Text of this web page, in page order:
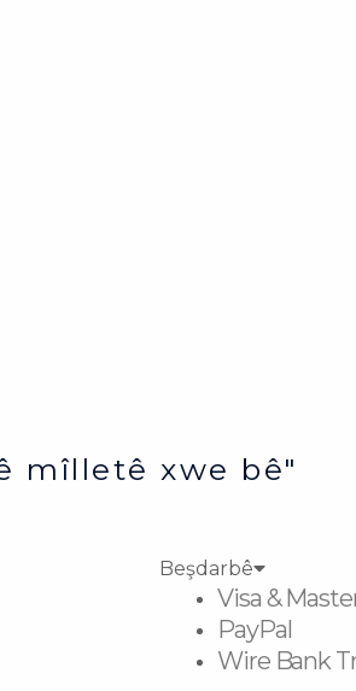
mîlletê xwe bê"
Beşdarbê
Visa &
PayPal
Wire Bank